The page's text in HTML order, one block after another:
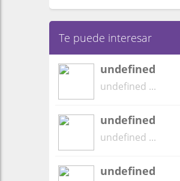
Te puede interesar
undefined
undefined ...
undefined
undefined ...
undefined